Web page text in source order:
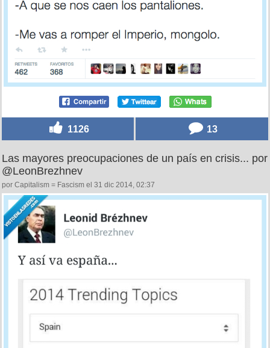
1126 13
Las mayores preocupaciones de un país en crisis... por
@LeonBrezhnev
por Capitalism = Fascism el 31 dic 2014, 02:37